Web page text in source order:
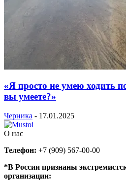
«Я просто не умею ходить
вы умеете?»
Черника - 17.01.2025
О нас
Телефон: +7 (909) 567-00-00
*В России признаны
организации: